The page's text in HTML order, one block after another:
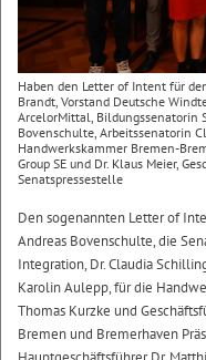
Haben den Letter of Intent für
Brandt, Vorstand Deutsche
ArcelorMittal, Bildungssenatorin
Bovenschulte, Arbeitssenatorin
Handwerkskammer Bremen-
Group SE und Dr. Klaus Meier,
Senatspressestelle
Den sogenannten Letter of
Andreas Bovenschulte, die
Integration, Dr. Claudia
Karolin Aulepp, für die
Thomas Kurzke und
Bremen und Bremerhaven